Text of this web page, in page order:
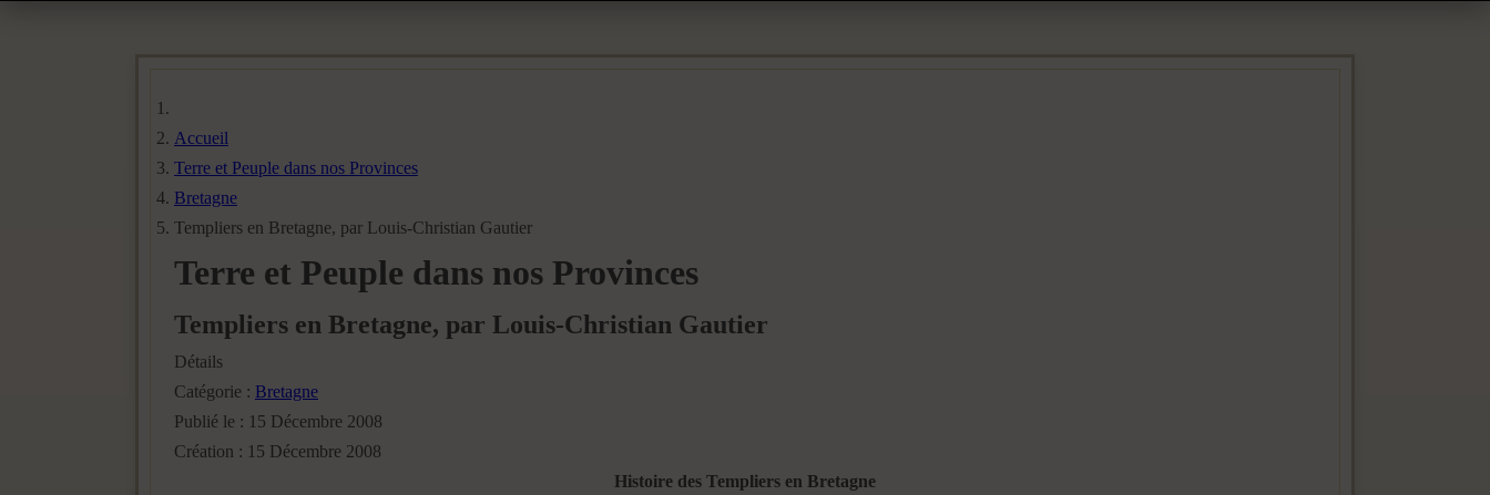
Accueil
Terre et Peuple dans nos Provinces
Bretagne
Templiers en Bretagne, par Louis-Christian Gautier
Terre et Peuple dans nos Provinces
Templiers en Bretagne, par Louis-Christian Gautier
Détails
Catégorie : Bretagne
Publié le : 15 Décembre 2008
Création : 15 Décembre 2008
Histoire des Templiers en Bretagne